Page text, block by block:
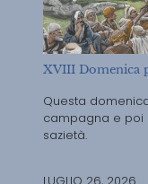
XVIII Domenica
Questa
campagna e poi
sazietà.
LUGLIO 26, 2026